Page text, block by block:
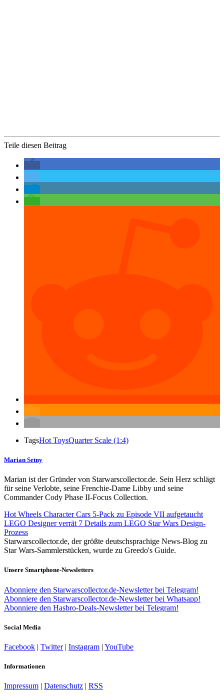
Teile diesen Beitrag
TagsHot ToysQuarter Scale (1:4)
Marian Setny
Marian ist der Gründer von Starwarscollector.de. Sein Herz schlägt
für seine Verlobte, seine Frenchie-Dame Libby und seine
Commander Cody Phase II-Focus Collection.
Hot Wheels Character Cars 5-Pack zu Episode VII aufgetaucht
LEGO Designer verrät 7 Details zum LEGO Star Wars Design-
Prozess
Starwarscollector.de, der größte deutschsprachige News-Blog zu
Star Wars-Sammlerstücken, wurde zu Greedo's Guide.
Unsere Smartphone-Newsletters
Abonniere den Starwarscollector.de-Newsletter bei Telegram!
Abonniere den Starwarscollector.de-Newsletter bei Whatsapp!
Abonniere den Hasbro-Deals-Newsletter bei Telegram!
Social Media
Facebook | Twitter| Instagram | YouTube
Informationen
Impressum | Datenschutz | RSS